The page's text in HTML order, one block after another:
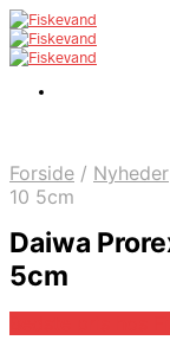
Forside / Nyheder
10 5cm
Daiwa
5cm